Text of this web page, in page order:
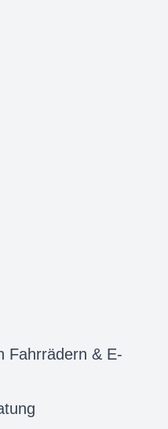
Fahrrädern & E-